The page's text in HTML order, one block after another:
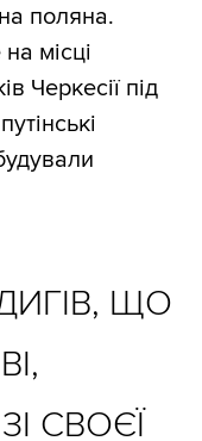
поляна.
місці
Черкесії під
ЩО
СВОЄЇ